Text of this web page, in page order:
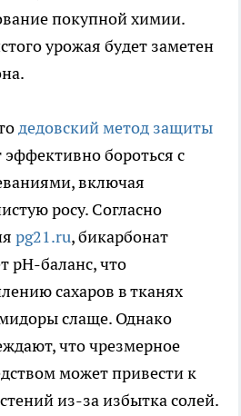
покупной химии.
урожая будет заметен
дедовский метод защиты
эффективно бороться с
включая
росу. Согласно
pg21.ru, бикарбонат
pH-баланс, что
сахаров в тканях
слаще. Однако
что чрезмерное
может привести к
из-за избытка солей.